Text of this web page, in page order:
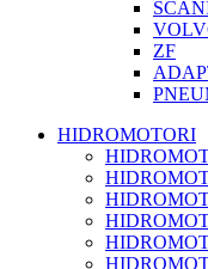
ZF
HIDROMOTORI